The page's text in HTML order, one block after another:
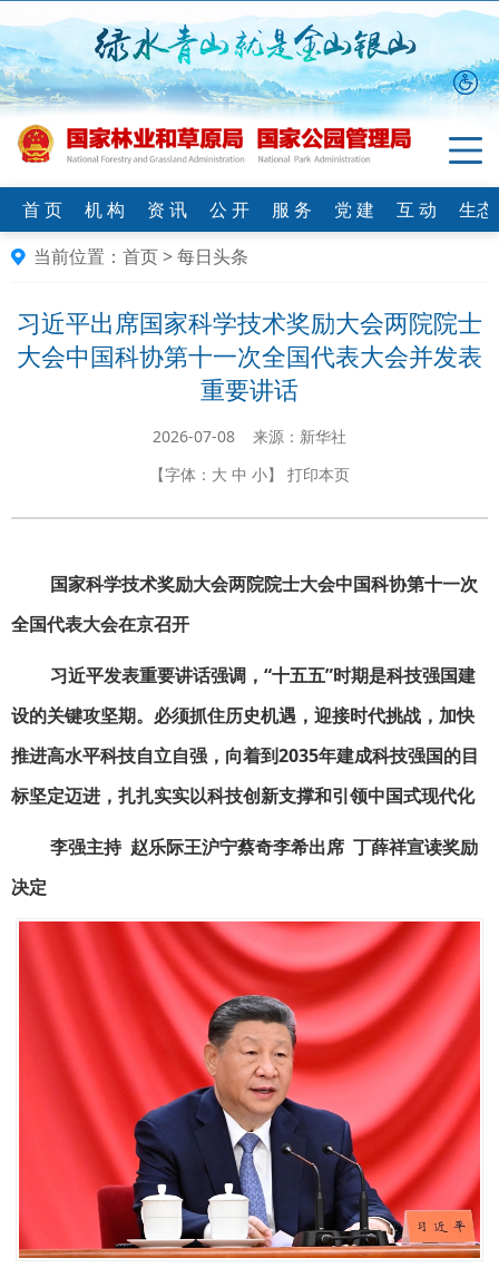
首 页 机 构 资 讯 公 开 服 务 党 建 互 动
生
当前位置： 首页>每日头条
习近平出席国家科学技术奖励大会两院院士
大会中国科协第十一次全国代表大会并发表
重要讲话
2026-07-08 来源：新华社
【字体： 大 中 小】 打印本页
国家科学技术奖励大会两院院士大会中国科协第十一次
全国代表大会在京召开
习近平发表重要讲话强调，“十五五”时期是科技强国建
设的关键攻坚期。必须抓住历史机遇，迎接时代挑战，加快
推进高水平科技自立自强，向着到2035年建成科技强国的目
标坚定迈进，扎扎实实以科技创新支撑和引领中国式现代化
李强主持 赵乐际王沪宁蔡奇李希出席 丁薛祥宣读奖励
决定